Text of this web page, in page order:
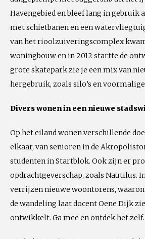
Havengebied en bleef lang in
met schietbanen en een
van het rioolzuiveringscomplex
woningbouw en in 2012 startte de
grote skatepark zie je een mix van
hergebruik, zoals silo’s en
Divers wonen in een nieuwe
Op het eiland wonen verschillende
elkaar, van senioren in de
studenten in Startblok. Ook zijn er
opdrachtgeverschap, zoals Nautilus.
verrijzen nieuwe woontorens,
de wandeling laat docent Oene Dijk
ontwikkelt. Ga mee en ontdek het zelf.